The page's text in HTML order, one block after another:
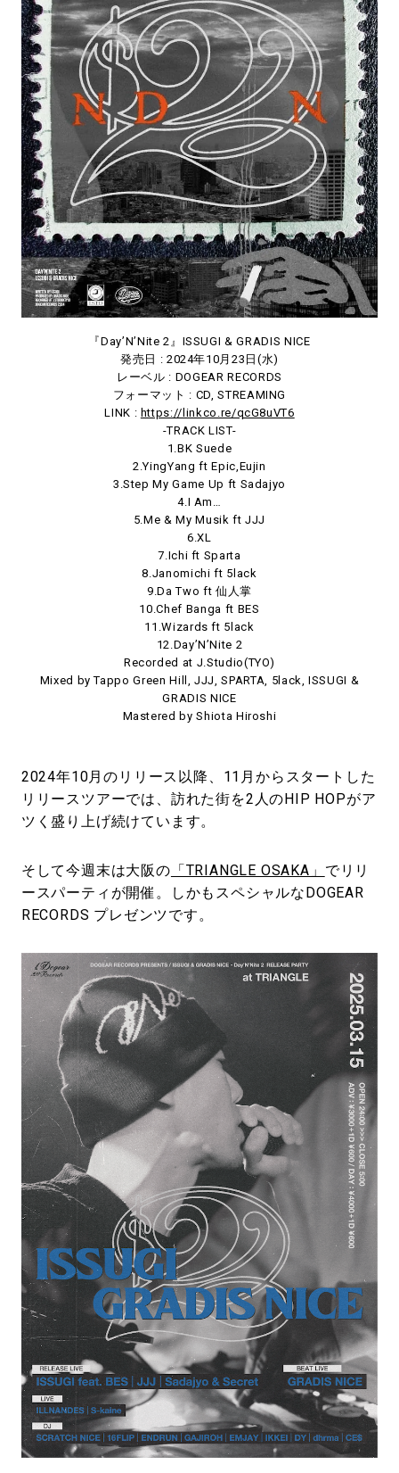
『Day’N’Nite 2』ISSUGI & GRADIS NICE
発売日 : 2024年10月23日(水)
レーベル : DOGEAR RECORDS
フォーマット : CD, STREAMING
LINK : https://linkco.re/qcG8uVT6
-TRACK LIST-
1.BK Suede
2.YingYang ft Epic,Eujin
3.Step My Game Up ft Sadajyo
4.I Am…
5.Me & My Musik ft JJJ
6.XL
7.Ichi ft Sparta
8.Janomichi ft 5lack
9.Da Two ft 仙人掌
10.Chef Banga ft BES
11.Wizards ft 5lack
12.Day’N’Nite 2
Recorded at J.Studio(TYO)
Mixed by Tappo Green Hill, JJJ, SPARTA, 5lack, ISSUGI &
GRADIS NICE
Mastered by Shiota Hiroshi
2024年10月のリリース以降、11月からスタートした
リリースツアーでは、訪れた街を2人のHIP HOPがア
ツく盛り上げ続けています。
そして今週末は大阪の 「TRIANGLE OSAKA」 でリリ
ースパーティが開催。しかもスペシャルなDOGEAR
RECORDS プレゼンツです。